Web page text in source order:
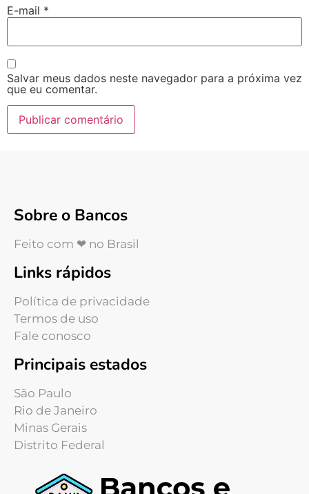
E-mail *
Salvar meus dados neste navegador para a próxima vez
que eu comentar.
Sobre o Bancos
Feito com ❤ no Brasil
Links rápidos
Política de privacidade
Termos de uso
Fale conosco
Principais estados
São Paulo
Rio de Janeiro
Minas Gerais
Distrito Federal